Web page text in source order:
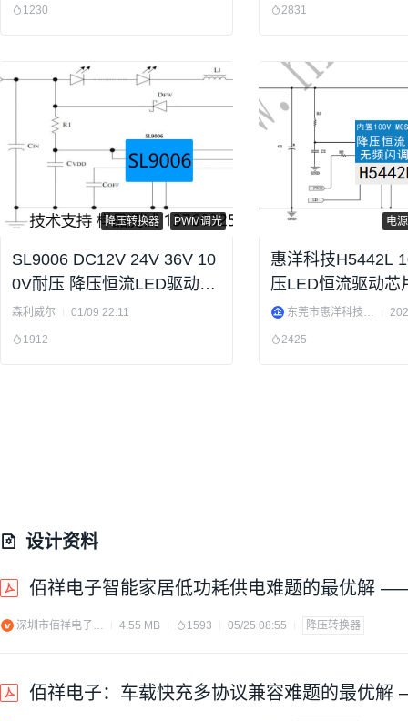
1230 2831
降压转换器 PWM调光
SL9006 DC12V 24V 36V 10
0V耐压 降压恒流LED驱动芯
片
森利威尔 01/09 22:11
1912
电
惠洋科技H5442L
压LED恒流驱动芯
60V48V降压东莞市惠洋科技有限公司
2425
设计资料
佰祥电子智能家居低功耗供电难题的最优解
深圳市佰祥电子有限公司 4.55 MB 1593 05/25 08:55 降压转换器
佰祥电子：车载快充多协议兼容难题的最优解